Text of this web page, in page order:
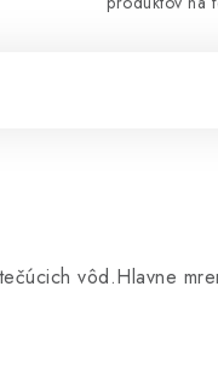
vôd.Hlavne